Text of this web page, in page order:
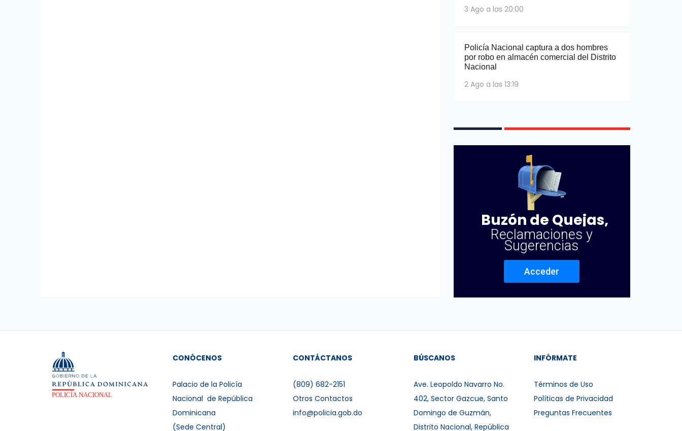
3 Ago a las 20:00
Policía Nacional captura a dos hombres
por robo en almacén comercial del Distrito
Nacional
2 Ago a las 13:19
Buzón de Quejas,
Reclamaciones y
Sugerencias
Acceder
CONÓCENOS
Palacio de la Policía
Nacional de República
Dominicana
(Sede Central)
CONTÁCTANOS
(809) 682-2151
Otros Contactos
info@policia.gob.do
BÚSCANOS
Ave. Leopoldo Navarro No.
402, Sector Gazcue, Santo
Domingo de Guzmán,
Distrito Nacional, República
INFÓRMATE
Términos de Uso
Políticas de Privacidad
Preguntas Frecuentes